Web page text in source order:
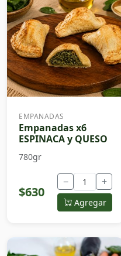
EMPANADAS
Empanadas x6
ESPINACA y QUESO
780gr
$630
− +
Agregar